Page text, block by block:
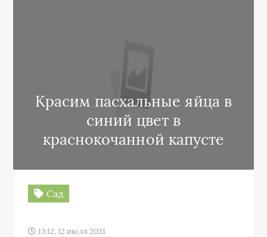
Красим пасхальные яйца в
синий цвет в
краснокочанной капусте
Сад
13:12, 12 июля 2021